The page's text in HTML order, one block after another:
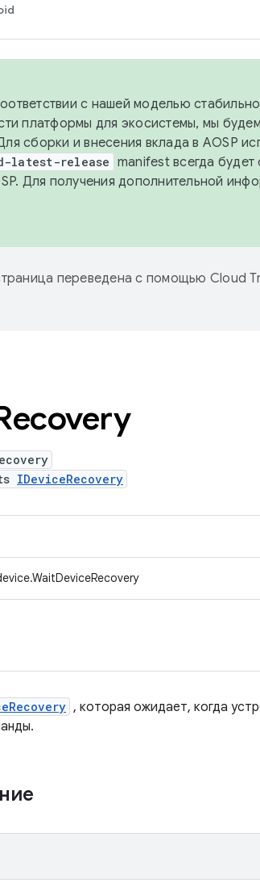
с нашей моделью
платформы для экосистемы, мы
сборки и внесения вклада в AOSP
latest-release manifest всегда
Для получения дополнительной
переведена с помощью Cloud
IDeviceRecovery
, которая ожидает, когда